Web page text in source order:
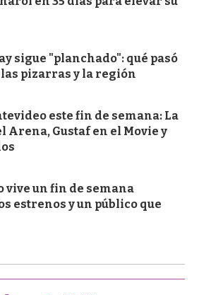
sigue "planchado": qué pasó
pizarras y la región
este fin de semana: La
Arena, Gustaf en el Movie y
vive un fin de semana
estrenos y un público que